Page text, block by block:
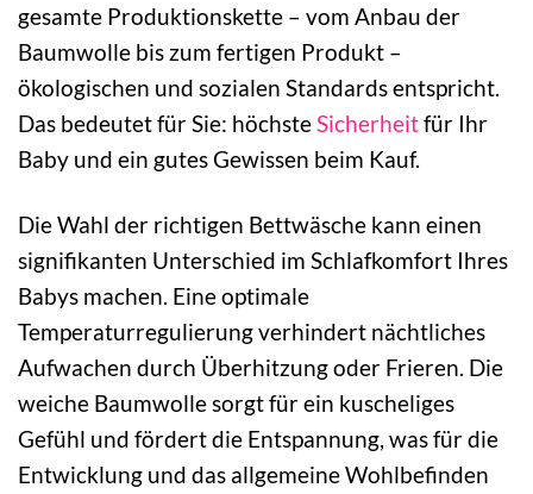
gesamte Produktionskette – vom Anbau der
Baumwolle bis zum fertigen Produkt –
ökologischen und sozialen Standards entspricht.
Das bedeutet für Sie: höchsteSicherheitfür Ihr
Baby und ein gutes Gewissen beim Kauf.
Die Wahl der richtigen Bettwäsche kann einen
signifikanten Unterschied im Schlafkomfort Ihres
Babys machen. Eine optimale
Temperaturregulierung verhindert nächtliches
Aufwachen durch Überhitzung oder Frieren. Die
weiche Baumwolle sorgt für ein kuscheliges
Gefühl und fördert die Entspannung, was für die
Entwicklung und das allgemeine Wohlbefinden